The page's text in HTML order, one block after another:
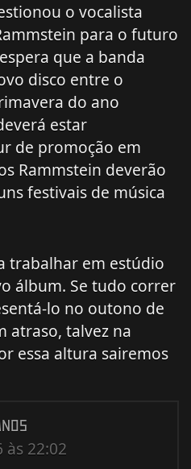
o vocalista
para o futuro
que a banda
disco entre o
do ano
estar
de promoção em
Rammstein deverão
festivais de música
trabalhar em estúdio
álbum. Se tudo correr
lo no outono de
atraso, talvez na
essa altura sairemos
22:02